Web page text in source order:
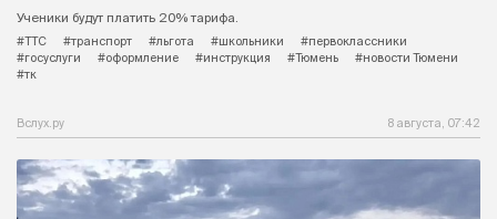
Ученики будут платить 20% тарифа.
#ТТС
#транспорт #льгота #школьники
#первоклассники
#госуслуги
#оформление #инструкция #Тюмень
#новости Тюмени
#тк
Вслух.ру 8 августа, 07:42